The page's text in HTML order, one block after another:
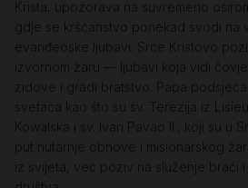
Krista, upozorava na suvremeno
gdje se kršćanstvo ponekad svodi na
evanđeoske ljubavi. Srce Kristovo
izvornom žaru — ljubavi koja vidi
zidove i gradi bratstvo. Papa
svetaca kao što su sv. Terezija iz
Kowalska i sv. Ivan Pavao II., koji su u
put nutarnje obnove i misionarskog
iz svijeta, već poziv na služenje braći